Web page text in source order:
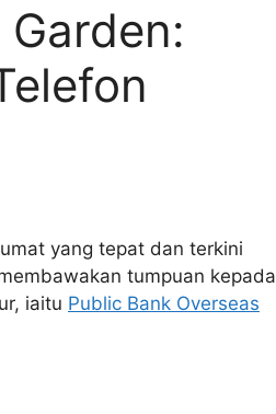
yang tepat dan terkini
tumpuan kepada
iaitu Public Bank Overseas